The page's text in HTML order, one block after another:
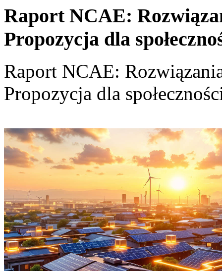
Raport NCAE:
Propozycja dla
Raport NCAE:
Propozycja dla